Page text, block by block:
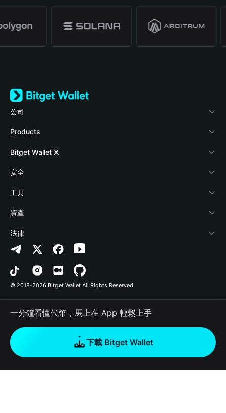
公司
關於 Bitget Wallet
部落格
學院
加密資訊
幫助中心
‌聯繫我們
品牌資源
工作機會
Products
Crypto Card
Stablecoin Earn
Payfi Crypto
Crypto Swap API
Altcoin Season Index
Prediction Markets
DApp
RWA
如何購買加密貨幣
Bitget Wallet X
開發者文件
連接錢包
Bitget Wallet Pay
合作上架
安全
風險保障基金
安全防護技術
工具
快捷買幣
授權檢測
合約檢測
批次轉帳
資產
Arbitrum
Avalanche
Bitcoin
Polygon
法律
隱私協議
用戶使用協議
© 2018-2026 Bitget Wallet All Rights Reserved
一分鐘看懂代幣，馬上在 App 輕鬆上手
下載 Bitget Wallet